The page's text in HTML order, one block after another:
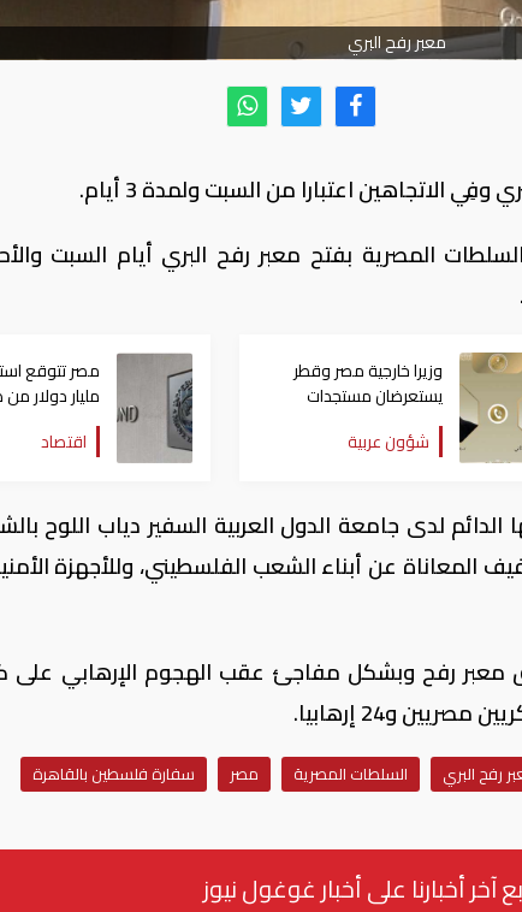
معبر رفح البري
الاتجاهين اعتبارا من السبت ولمدة 3 أيام.
المصرية بفتح معبر رفح البري أيام السبت
وزيرا خارجية مصر وقطر
يستعرضان مستجدات
التحركات الإقليمية
شؤون عربية
مليار دولار
النقد خلال أيام
اقتصاد
لدى جامعة الدول العربية السفير دياب اللوح
المعاناة عن أبناء الشعب الفلسطيني، وللأجهزة
معبر رفح وبشكل مفاجئ عقب الهجوم الإرهابي
رفح البري السلطات المصرية مصر
سفارة فلسطين بالقاهرة
آخر أخبارنا على أخبار غوغول نيوز